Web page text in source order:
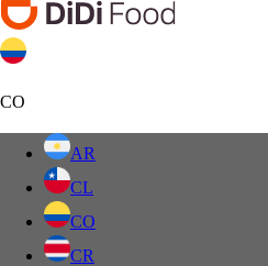
CO
AR
CL
CO
CR